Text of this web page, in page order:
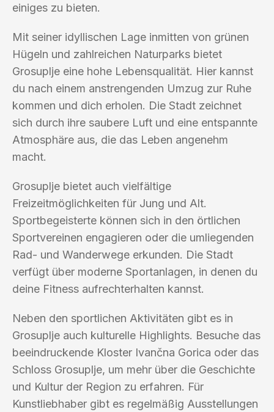
einiges zu bieten.
Mit seiner idyllischen Lage inmitten von grünen
Hügeln und zahlreichen Naturparks bietet
Grosuplje eine hohe Lebensqualität. Hier kannst
du nach einem anstrengenden Umzug zur Ruhe
kommen und dich erholen. Die Stadt zeichnet
sich durch ihre saubere Luft und eine entspannte
Atmosphäre aus, die das Leben angenehm
macht.
Grosuplje bietet auch vielfältige
Freizeitmöglichkeiten für Jung und Alt.
Sportbegeisterte können sich in den örtlichen
Sportvereinen engagieren oder die umliegenden
Rad- und Wanderwege erkunden. Die Stadt
verfügt über moderne Sportanlagen, in denen du
deine Fitness aufrechterhalten kannst.
Neben den sportlichen Aktivitäten gibt es in
Grosuplje auch kulturelle Highlights. Besuche das
beeindruckende Kloster Ivančna Gorica oder das
Schloss Grosuplje, um mehr über die Geschichte
und Kultur der Region zu erfahren. Für
Kunstliebhaber gibt es regelmäßig Ausstellungen